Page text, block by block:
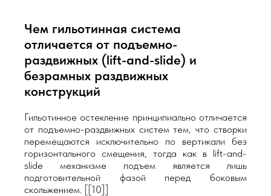
Чем гильотинная система
отличается от подъемно-
раздвижных (lift-and-slide) и
безрамных раздвижных
конструкций
Гильотинное остекление принципиально отличается
от подъемно-раздвижных систем тем, что створки
перемещаются исключительно по вертикали без
горизонтального смещения, тогда как в lift-and-
slide механизме подъем является лишь
подготовительной фазой перед боковым
скольжением. [[10]]